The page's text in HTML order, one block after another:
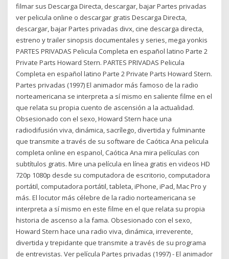
filmar sus Descarga Directa, descargar, bajar Partes privadas
ver pelicula online o descargar gratis Descarga Directa,
descargar, bajar Partes privadas divx, cine descarga directa,
estreno y trailer sinopsis documentales y series, mega yonkis
PARTES PRIVADAS Pelicula Completa en español latino Parte 2
Private Parts Howard Stern. PARTES PRIVADAS Pelicula
Completa en español latino Parte 2 Private Parts Howard Stern.
Partes privadas (1997) El animador más famoso de la radio
norteamericana se interpreta a sí mismo en saliente filme en el
que relata su propia cuento de ascensión a la actualidad.
Obsesionado con el sexo, Howard Stern hace una
radiodifusión viva, dinámica, sacrílego, divertida y fulminante
que transmite a través de su software de Caótica Ana pelicula
completa online en espanol, Caótica Ana mira películas con
subtítulos gratis. Mire una película en línea gratis en videos HD
720p 1080p desde su computadora de escritorio, computadora
portátil, computadora portátil, tableta, iPhone, iPad, Mac Pro y
más. El locutor más célebre de la radio norteamericana se
interpreta a sí mismo en este filme en el que relata su propia
historia de ascenso a la fama. Obsesionado con el sexo,
Howard Stern hace una radio viva, dinámica, irreverente,
divertida y trepidante que transmite a través de su programa
de entrevistas. Ver película Partes privadas (1997) - El animador